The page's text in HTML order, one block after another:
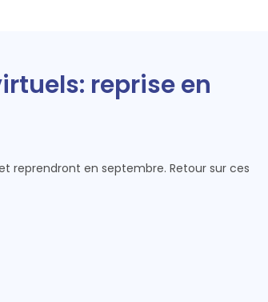
reprise en
reprendront en septembre. Retour sur ces